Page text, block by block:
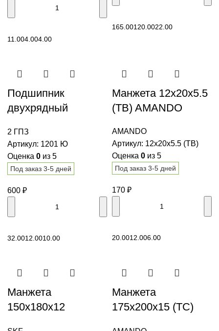
11.004.004.00
165.00120.0022.00
Подшипник
двухрядный
2 ГПЗ
2 ГПЗ
Артикул: 1201 Ю
Оценка 0 из 5
Под заказ 3-5 дней
600 ₽
32.0012.0010.00
Манжета 12x20x5.5
(TB) AMANDO
AMANDO
Артикул: 12x20x5.5 (TB)
Оценка 0 из 5
Под заказ 3-5 дней
170 ₽
20.0012.006.00
Манжета
150x180x12
Манжета
175x200x15 (TC)